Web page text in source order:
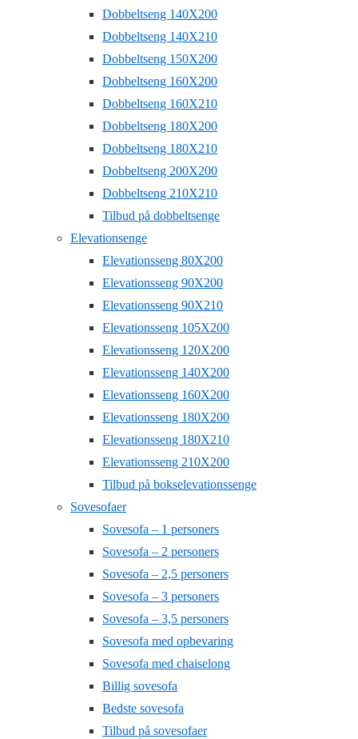
Dobbeltseng 140X200
Dobbeltseng 140X210
Dobbeltseng 150X200
Dobbeltseng 160X200
Dobbeltseng 160X210
Dobbeltseng 180X200
Dobbeltseng 180X210
Dobbeltseng 200X200
Dobbeltseng 210X210
Tilbud på dobbeltsenge
Elevationsenge
Elevationsseng 80X200
Elevationsseng 90X200
Elevationsseng 90X210
Elevationsseng 105X200
Elevationsseng 120X200
Elevationsseng 140X200
Elevationsseng 160X200
Elevationsseng 180X200
Elevationsseng 180X210
Elevationsseng 210X200
Tilbud på bokselevationssenge
Sovesofaer
Sovesofa – 1 personers
Sovesofa – 2 personers
Sovesofa – 2,5 personers
Sovesofa – 3 personers
Sovesofa – 3,5 personers
Sovesofa med opbevaring
Sovesofa med chaiselong
Billig sovesofa
Bedste sovesofa
Tilbud på sovesofaer